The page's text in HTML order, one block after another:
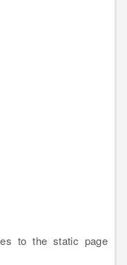
to the static page